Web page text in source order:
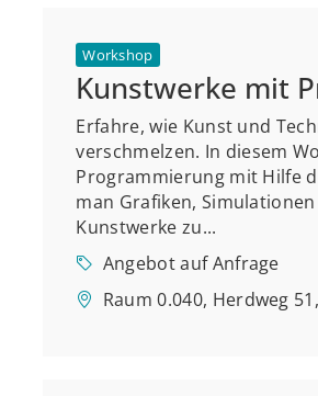
Workshop
Kunstwerke mit
Erfahre, wie Kunst und
verschmelzen. In diesem
Programmierung mit Hilfe
man Grafiken,
Kunstwerke zu...
Angebot auf Anfrage
Raum 0.040, Herdweg